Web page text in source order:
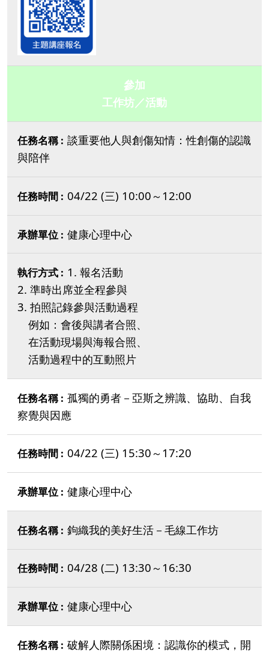
參加
工作坊／活動
談重要他人與創傷知情：性創傷的認識
與陪伴
04/22 (三) 10:00～12:00
健康心理中心
1. 報名活動
2. 準時出席並全程參與
3. 拍照記錄參與活動過程
例如：會後與講者合照、
在活動現場與海報合照、
活動過程中的互動照片
孤獨的勇者－亞斯之辨識、協助、自我
察覺與因應
04/22 (三) 15:30～17:20
健康心理中心
鉤織我的美好生活－毛線工作坊
04/28 (二) 13:30～16:30
健康心理中心
破解人際關係困境：認識你的模式，開